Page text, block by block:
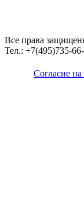
Все права
Тел.: +7(495)735-
Согласие